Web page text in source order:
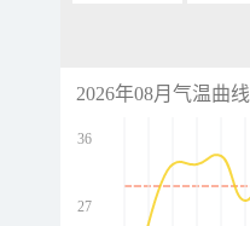
2026年08月气温曲线
36
27